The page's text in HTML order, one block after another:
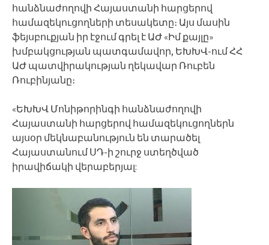
հանձնաժողովի Հայաստանի հարցերով
համազեկուցողների տեսակետը։ Այս մասին
ֆեյսբուքյան իր էջում գրել է ԱԺ «Իմ քայլը»
խմբակցության պատգամավոր, ԵԽԽՎ-ում ՀՀ
ԱԺ պատվիրակության ղեկավար Ռուբեն
Ռուբինյանը։
«ԵԽԽՎ Մոնիթորինգի հանձնաժողովի
Հայաստանի հարցերով համազեկուցողներն
այսօր մեկնաբանություն են տարածել
Հայաստանում ՍԴ-ի շուրջ ստեղծված
իրավիճակի վերաբերյալ: